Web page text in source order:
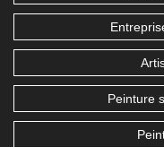
Peinture